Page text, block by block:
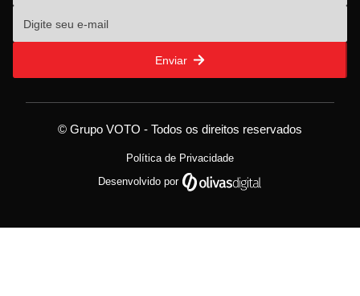
Enviar
© Grupo VOTO - Todos os direitos reservados
Política de Privacidade
Desenvolvido por